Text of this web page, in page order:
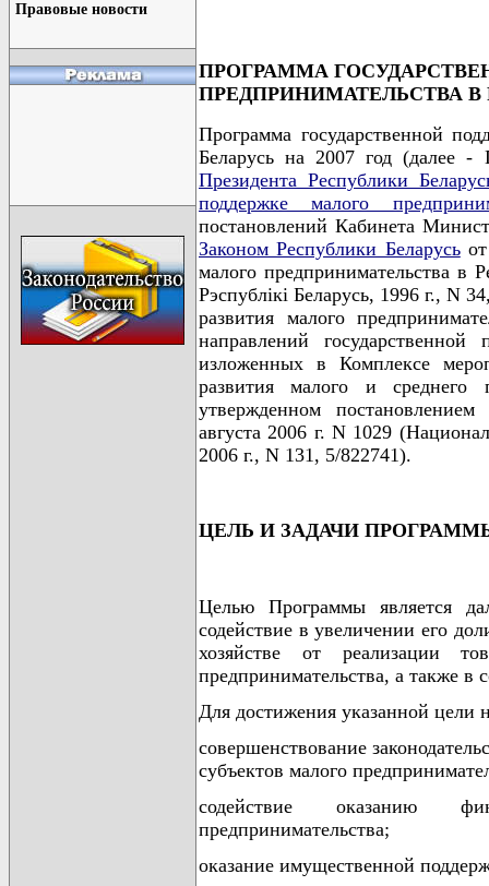
Правовые новости
ПРОГРАММА
ПРЕДПРИНИМАТЕЛЬСТВА В
Программа государственной
Беларусь на 2007 год (далее -
Президента Республики
поддержке малого
постановлений Кабинета
Законом Республики Беларусьот
малого предпринимательства в
Рэспублiкi Беларусь, 1996 г., N
развития малого
направлений
изложенных в Комплексе
развития малого и среднего
утвержденном постановлением
августа 2006 г. N 1029
2006 г., N 131, 5/822741).
ЦЕЛЬ И ЗАДАЧИ
Целью Программы является
содействие в увеличении его
хозяйстве от реализации
предпринимательства, а также в
Для достижения указанной цели
совершенствование
субъектов малого
содействие оказанию
предпринимательства;
оказание имущественной